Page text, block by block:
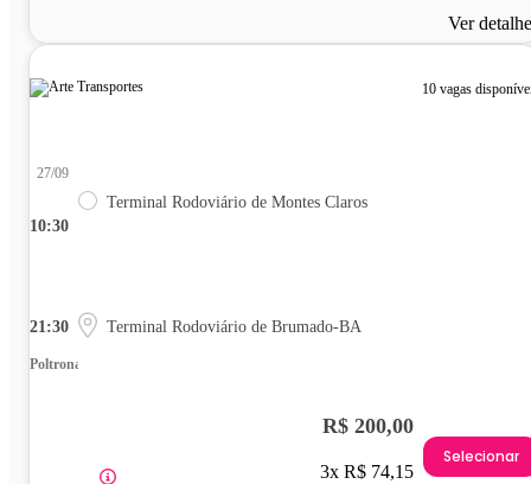
Ver
10 vagas
10:30
27/09
Terminal Rodoviário de Montes Claros
21:30 Terminal Rodoviário de Brumado-BA
Poltrona
R$ 200,00
3x R$ 74,15
Selecionar